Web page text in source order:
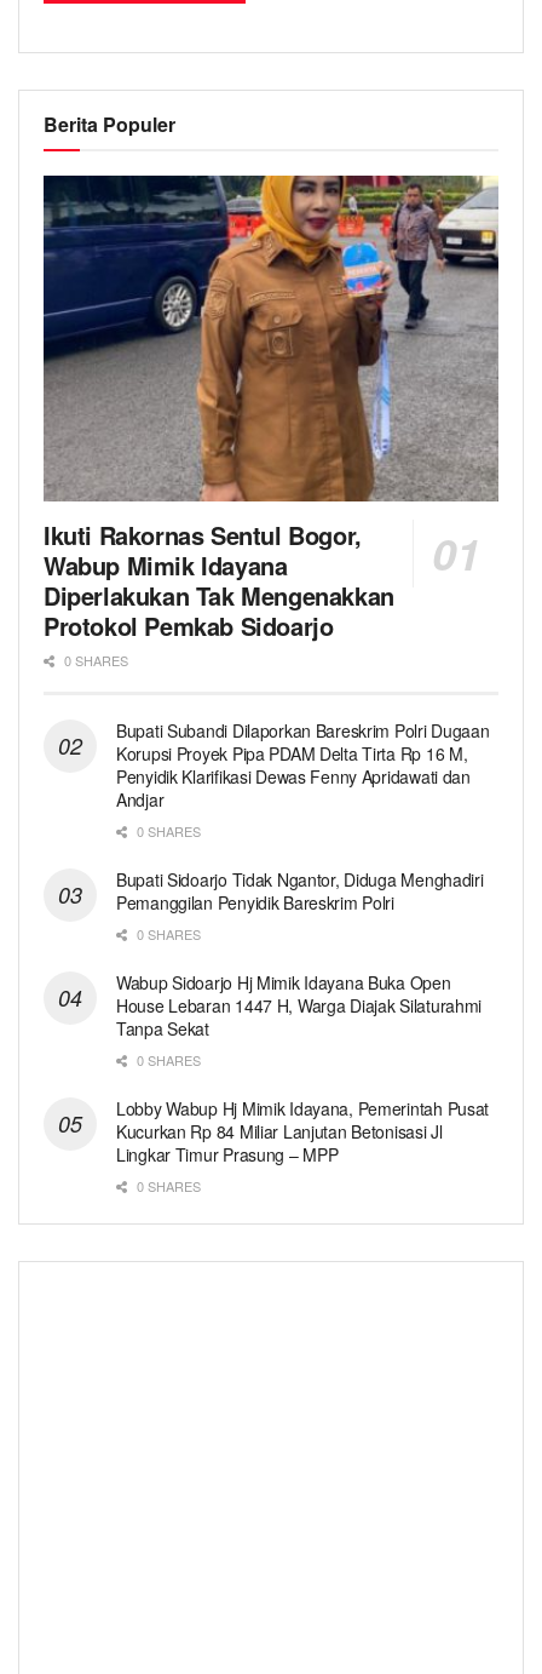
Berita Populer
Ikuti Rakornas Sentul Bogor,
Wabup Mimik Idayana
Diperlakukan Tak Mengenakkan
Protokol Pemkab Sidoarjo
0 SHARES
Bupati Subandi Dilaporkan Bareskrim Polri Dugaan
Korupsi Proyek Pipa PDAM Delta Tirta Rp 16 M,
Penyidik Klarifikasi Dewas Fenny Apridawati dan
Andjar
0 SHARES
Bupati Sidoarjo Tidak Ngantor, Diduga Menghadiri
Pemanggilan Penyidik Bareskrim Polri
0 SHARES
Wabup Sidoarjo Hj Mimik Idayana Buka Open
House Lebaran 1447 H, Warga Diajak Silaturahmi
Tanpa Sekat
0 SHARES
Lobby Wabup Hj Mimik Idayana, Pemerintah Pusat
Kucurkan Rp 84 Miliar Lanjutan Betonisasi Jl
Lingkar Timur Prasung – MPP
0 SHARES